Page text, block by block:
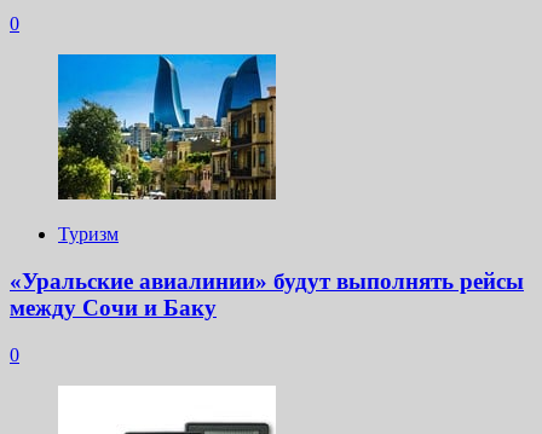
0
Туризм
«Уральские авиалинии» будут выполнять рейсы
между Сочи и Баку
0